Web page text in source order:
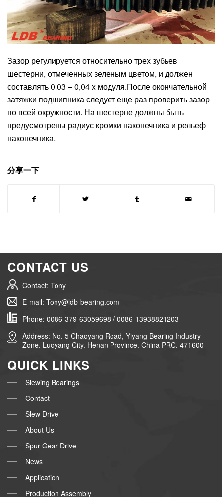
Зазор регулируется относительно трех зубьев
шестерни, отмеченных зеленым цветом, и должен
составлять 0,03 – 0,04 x модуля.После окончательной
затяжки подшипника следует еще раз проверить зазор
по всей окружности. На шестерне должны быть
предусмотрены радиус кромки наконечника и рельеф
наконечника.
分享一下
CONTACT US
Contact: Tony
E-mail: Tony@ldb-bearing.com
Phone: 0086-379-63059698 / 0086-13938821203
Address: No. 5 Chaoyang Road, Yiyang Bearing Industry
Zone, Luoyang City, Henan Province, China PRC. 471600
QUICK LINKS
Slewing Bearings
Contact
Slew Drive
About Us
Spur Gear Drive
News
Application
Production Assembly